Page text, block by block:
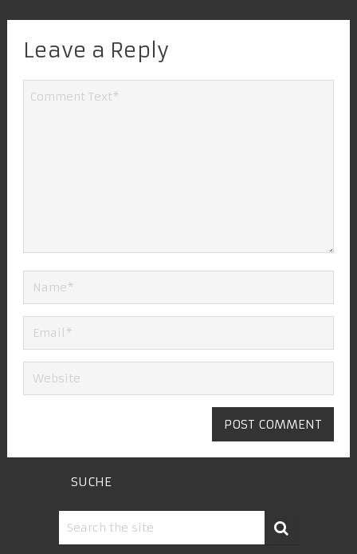
Leave a Reply
SUCHE